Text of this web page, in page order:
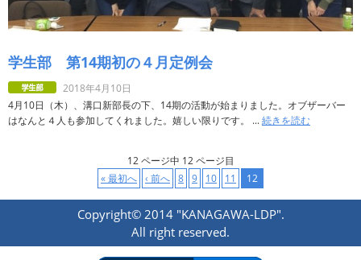
学生部 第14期初の４月定例会
2018年4月10日
4月10日（木）、溝口新部長の下、14期の活動が始まりました。オブザーバー
はなんと４人も参加してくれました。嬉しい限りです。 ...続きを読む
12 ページ中 12 ページ目
« 最初へ ‹ 前へ 8 9 10 11 12
Copyright© 2014 "KANAGAWA-LDP".
All right reserved.